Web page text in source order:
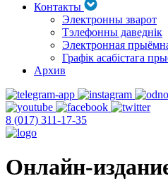
Контакты
Электронны зварот
Тэлефонны даведнік
Электронная
Графік асабістага
Архив
8 (017) 311-17-35
Онлайн-